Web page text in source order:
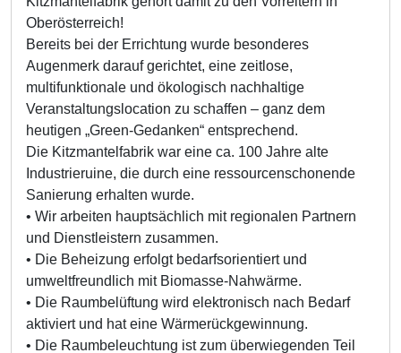
Oberösterreich!
Bereits bei der Errichtung wurde besonderes
Augenmerk darauf gerichtet, eine zeitlose,
multifunktionale und ökologisch nachhaltige
Veranstaltungslocation zu schaffen – ganz dem
heutigen „Green-Gedanken“ entsprechend.
Die Kitzmantelfabrik war eine ca. 100 Jahre alte
Industrieruine, die durch eine ressourcenschonende
Sanierung erhalten wurde.
• Wir arbeiten hauptsächlich mit regionalen Partnern
und Dienstleistern zusammen.
• Die Beheizung erfolgt bedarfsorientiert und
umweltfreundlich mit Biomasse-Nahwärme.
• Die Raumbelüftung wird elektronisch nach Bedarf
aktiviert und hat eine Wärmerückgewinnung.
• Die Raumbeleuchtung ist zum überwiegenden Teil